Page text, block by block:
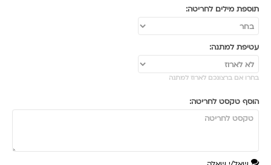
תוספת מילים לחריטה:
עטיפת למתנה:
בחרו אם ברצונכם לארוז למתנה
הוסף טקסט לחריטה: